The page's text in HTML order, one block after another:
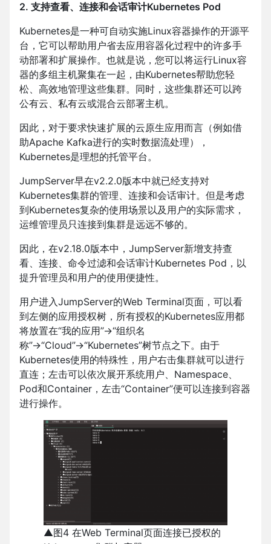
2. 支持查看、连接和会话审计Kubernetes Pod
Kubernetes是一种可自动实施Linux容器操作的开源平
台，它可以帮助用户省去应用容器化过程中的许多手
动部署和扩展操作。也就是说，您可以将运行Linux容
器的多组主机聚集在一起，由Kubernetes帮助您轻
松、高效地管理这些集群。同时，这些集群还可以跨
公有云、私有云或混合云部署主机。
因此，对于要求快速扩展的云原生应用而言（例如借
助Apache Kafka进行的实时数据流处理），
Kubernetes是理想的托管平台。
JumpServer早在v2.2.0版本中就已经支持对
Kubernetes集群的管理、连接和会话审计。但是考虑
到Kubernetes复杂的使用场景以及用户的实际需求，
运维管理员只连接到集群是远远不够的。
因此，在v2.18.0版本中，JumpServer新增支持查
看、连接、命令过滤和会话审计Kubernetes Pod，以
提升管理员和用户的使用便捷性。
用户进入JumpServer的Web Terminal页面，可以看
到左侧的应用授权树，所有授权的Kubernetes应用都
将放置在“我的应用”→“组织名
称”→“Cloud”→“Kubernetes”树节点之下。由于
Kubernetes使用的特殊性，用户右击集群就可以进行
直连；左击可以依次展开系统用户、Namespace、
Pod和Container，左击“Container”便可以连接到容器
进行操作。
▲图4 在Web Terminal页面连接已授权的